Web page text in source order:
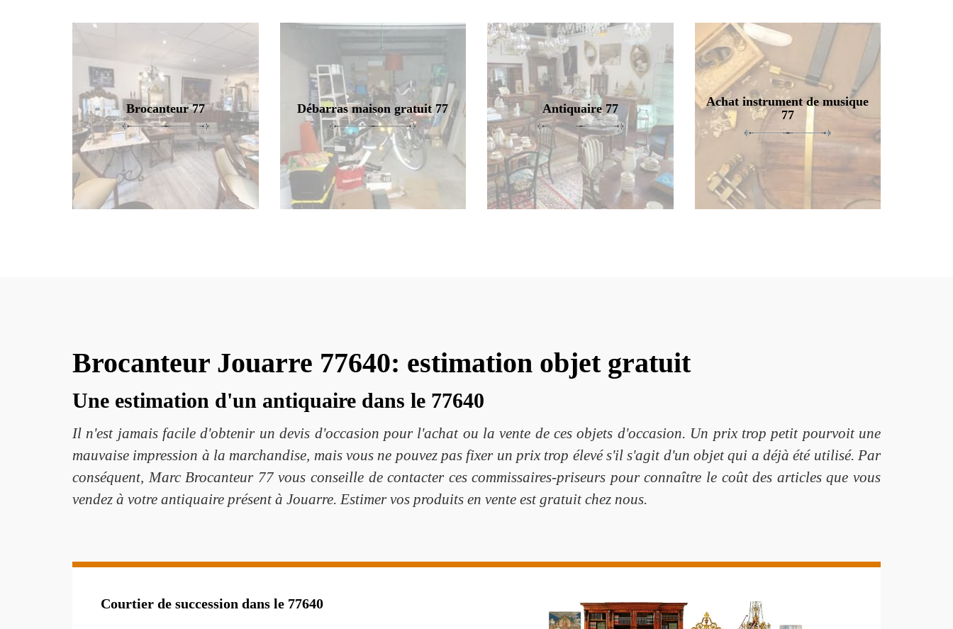
Brocanteur 77 Débarras maison gratuit 77 Antiquaire 77
Achat instrument de musique
77
Brocanteur Jouarre 77640: estimation objet gratuit
Une estimation d'un antiquaire dans le 77640
Il n'est jamais facile d'obtenir un devis d'occasion pour l'achat ou la vente de ces objets d'occasion. Un prix trop petit pourvoit une
mauvaise impression à la marchandise, mais vous ne pouvez pas fixer un prix trop élevé s'il s'agit d'un objet qui a déjà été utilisé. Par
conséquent, Marc Brocanteur 77 vous conseille de contacter ces commissaires-priseurs pour connaître le coût des articles que vous
vendez à votre antiquaire présent à Jouarre. Estimer vos produits en vente est gratuit chez nous.
Courtier de succession dans le 77640